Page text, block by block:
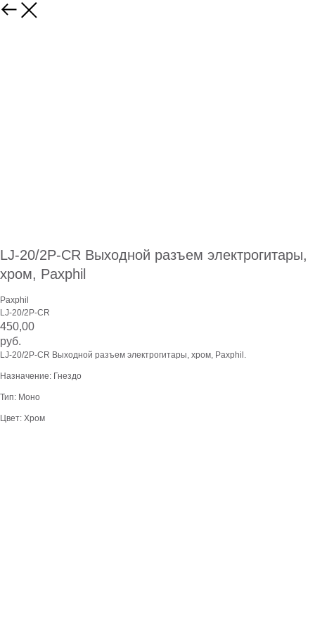
LJ-20/2P-CR Выходной разъем электрогитары,
хром, Paxphil
Paxphil
LJ-20/2P-CR
450,00
руб.
LJ-20/2P-CR Выходной разъем электрогитары, хром, Paxphil.
Назначение: Гнездо
Тип: Моно
Цвет: Хром